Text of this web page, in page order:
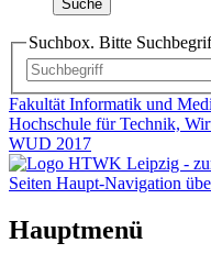
Suche
Suchbox. Bitte
Fakultät Informatik und
Hochschule für Technik,
WUD 2017
Seiten Haupt-Navigation
Hauptmenü